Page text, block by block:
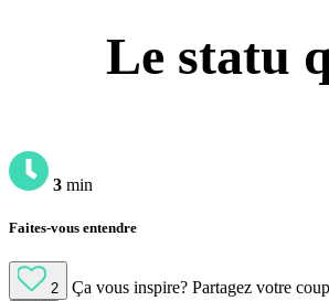
Le statu
3 min
Faites-vous entendre
2 Ça vous inspire? Partagez votre